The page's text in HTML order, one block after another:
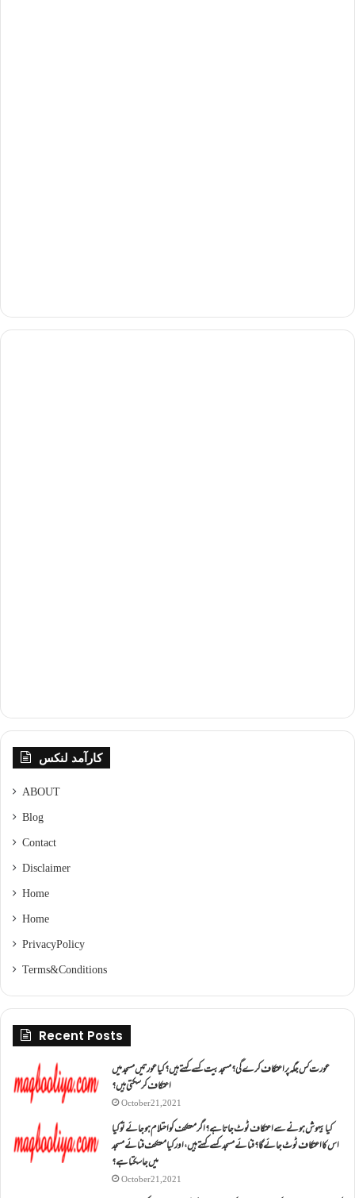
کارآمد لنکس
ABOUT
Blog
Contact
Disclaimer
Home
Home
Privacy Policy
Terms & Conditions
Recent Posts
عورت کس جگہ پر اعتکاف کرے گی؟مسجد بیت کسے کہتے ہیں؟کیا عورتیں مسجد میں
اعتکاف کر سکتی ہیں؟
October 21, 2021
کیا بیہوش ہونے سے اعتکاف ٹوٹ جاتا ہے؟ اگر معتکف کو احتلام ہو جائے تو کیا
اس کا اعتکاف ٹوٹ جائے گا؟فنائے مسجد کسے کہتے ہیں ، اور کیا معتکف فنائے مسجد
میں جا سکتا ہے؟
October 21, 2021